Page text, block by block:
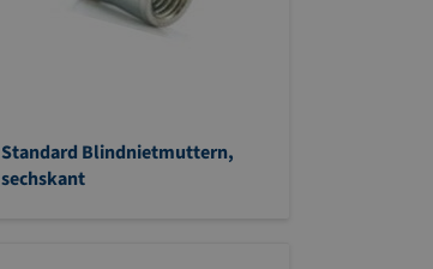
Standard Blindnietmuttern,
sechskant